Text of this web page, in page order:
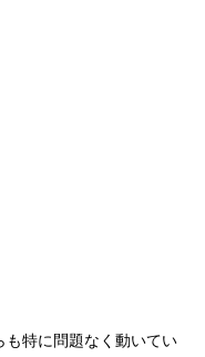
特に問題なく動いてい